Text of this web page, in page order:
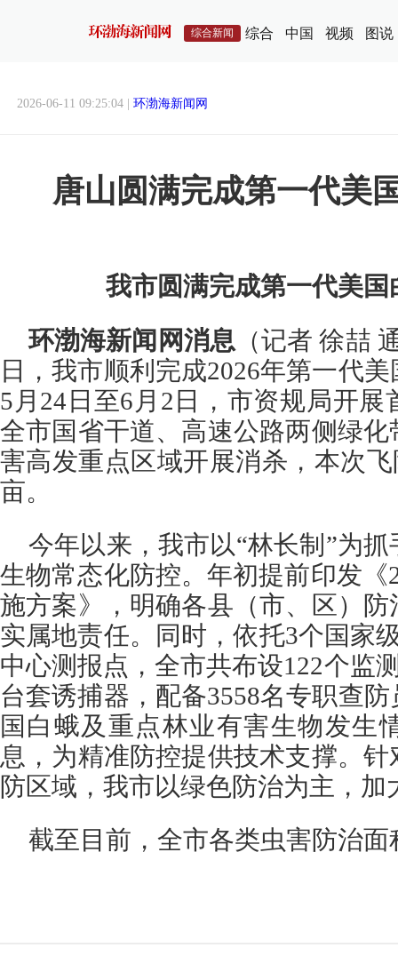
综合新闻 综合 中国 视频 图说
2026-06-11 09:25:04 | 环渤海新闻网
唐山圆满完成第一代美
我市圆满完成第一代美国
环渤海新闻网消息 （记者 徐喆
日，我市顺利完成2026年第一代
5月24日至6月2日，市资规局开
全市国省干道、高速公路两侧绿
害高发重点区域开展消杀，本次
亩。
今年以来，我市以“林长制”为
生物常态化防控。年初提前印发《
施方案》，明确各县（市、区）
实属地责任。同时，依托3个国家
中心测报点，全市共布设122个监
台套诱捕器，配备3558名专职查
国白蛾及重点林业有害生物发生
息，为精准防控提供技术支撑。
防区域，我市以绿色防治为主，加
截至目前，全市各类虫害防治面